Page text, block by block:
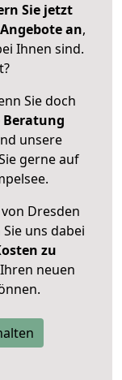
Sie jetzt
an,
Ihnen sind.
Sie doch
Beratung
unsere
gerne auf
Dresden
uns dabei
zu
neuen